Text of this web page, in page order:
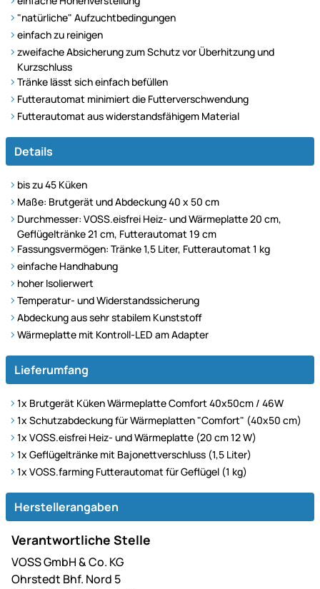
"natürliche" Aufzuchtbedingungen
einfach zu reinigen
zweifache Absicherung zum Schutz vor Überhitzung und
Kurzschluss
Tränke lässt sich einfach befüllen
Futterautomat minimiert die Futterverschwendung
Futterautomat aus widerstandsfähigem Material
Details
bis zu 45 Küken
Maße: Brutgerät und Abdeckung 40 x 50 cm
Durchmesser: VOSS.eisfrei Heiz- und Wärmeplatte 20 cm,
Geflügeltränke 21 cm, Futterautomat 19 cm
Fassungsvermögen: Tränke 1,5 Liter, Futterautomat 1 kg
einfache Handhabung
hoher Isolierwert
Temperatur- und Widerstandssicherung
Abdeckung aus sehr stabilem Kunststoff
Wärmeplatte mit Kontroll-LED am Adapter
Lieferumfang
1x Brutgerät Küken Wärmeplatte Comfort 40x50cm / 46W
1x Schutzabdeckung für Wärmeplatten "Comfort" (40x50 cm)
1x VOSS.eisfrei Heiz- und Wärmeplatte (20 cm 12 W)
1x Geflügeltränke mit Bajonettverschluss (1,5 Liter)
1x VOSS.farming Futterautomat für Geflügel (1 kg)
Herstellerangaben
Verantwortliche Stelle
VOSS GmbH & Co. KG
Ohrstedt Bhf. Nord 5